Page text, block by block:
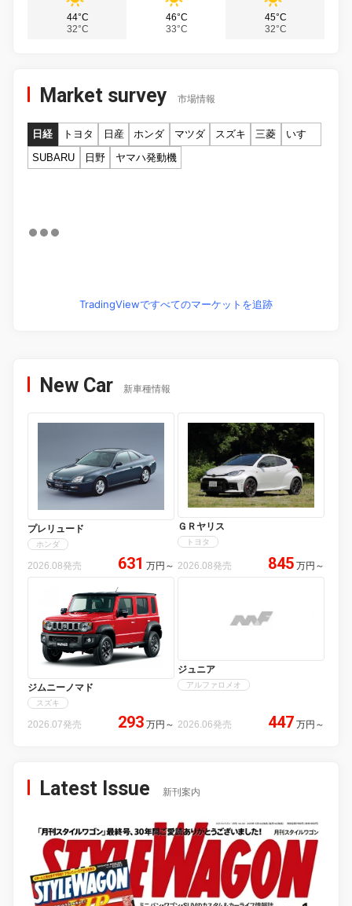
44°C
32°C
46°C
33°C
45°C
32°C
Market survey 市場情報
日経 トヨタ 日産 ホンダ マツダ スズキ 三菱
いすゞ
SUBARU
日野 ヤマハ発動機
TradingViewですべてのマーケットを追跡
New Car 新車種情報
プレリュード
ホンダ
2026.08発売 631 万円 ～
ＧＲヤリス
トヨタ
2026.08発売 845 万円 ～
ジムニーノマド
スズキ
2026.07発売 293 万円 ～
ジュニア
アルファロメオ
2026.06発売 447 万円 ～
Latest Issue 新刊案内